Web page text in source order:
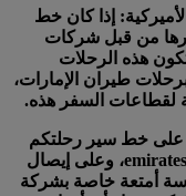
إذا كان خط
من قبل شركات
هذه الرحلات
طيران الإمارات،
لقطاعات السفر هذه.
على خط سير رحلتكم
خلال عملية الحجز على الموقع emirates.com، وعلى إيصال
أمتعة خاصة بشركة